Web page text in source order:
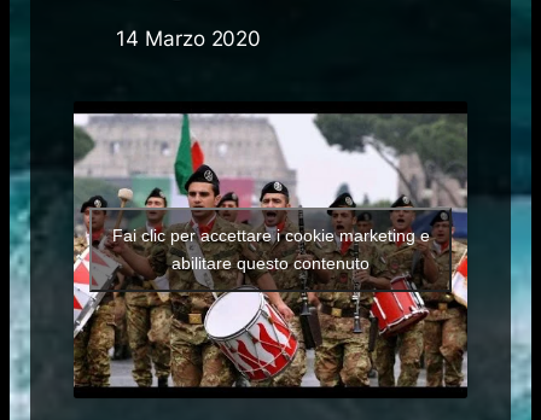
14 Marzo 2020
Fai clic per accettare i cookie marketing e
abilitare questo contenuto